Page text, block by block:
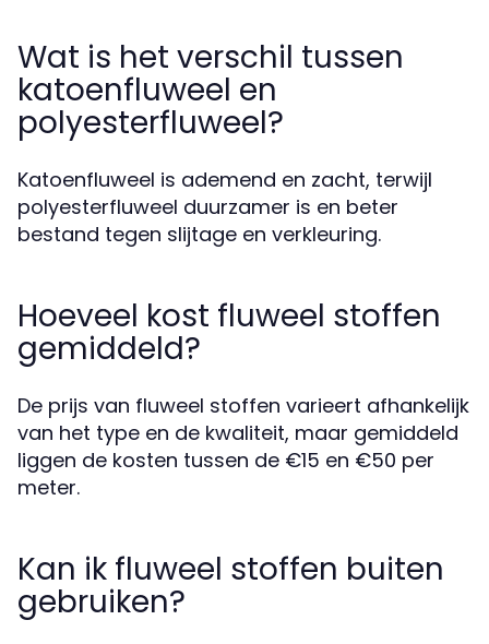
Wat is het verschil tussen
katoenfluweel en
polyesterfluweel?
Katoenfluweel is ademend en zacht, terwijl
polyesterfluweel duurzamer is en beter
bestand tegen slijtage en verkleuring.
Hoeveel kost fluweel stoffen
gemiddeld?
De prijs van fluweel stoffen varieert afhankelijk
van het type en de kwaliteit, maar gemiddeld
liggen de kosten tussen de €15 en €50 per
meter.
Kan ik fluweel stoffen buiten
gebruiken?